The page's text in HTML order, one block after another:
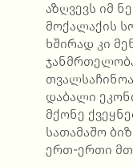
აზღვევს იმ
მოქალაქის
ხშირად კი
დაბალი
მქონე
სათამაშო
ერთ-ერთი